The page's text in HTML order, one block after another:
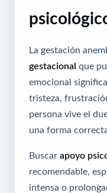
La gestación
gestacional que
emocional
tristeza,
persona vive el
una forma
Buscar apoyo
recomendable,
intensa o